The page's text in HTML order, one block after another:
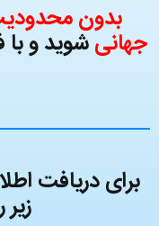
بدون
جهانیشوید و
برای دریافت